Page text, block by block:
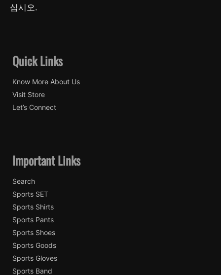
십시오.
Quick Links
Know More About Us
Visit Store
Let’s Connect
Important Links
Search
Sports SET
Sports Shirts
Sports Pants
Sports Shoes
Sports Goods
Sports Gloves
Sports Band